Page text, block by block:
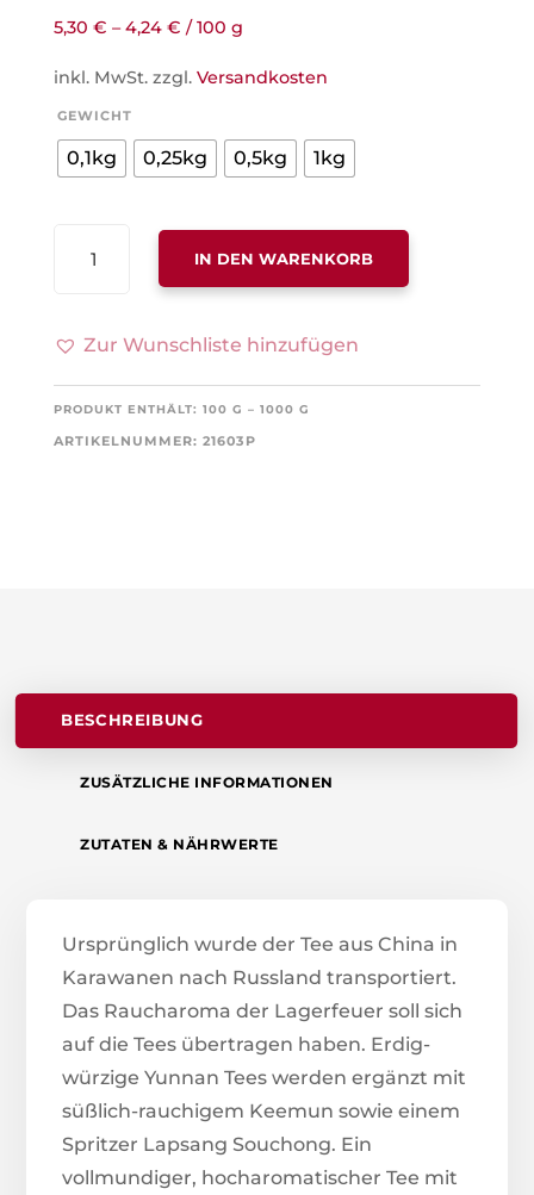
5,30 € –4,24 € / 100 g
inkl. MwSt. zzgl. Versandkosten
GEWICHT
0,1kg 0,25kg 0,5kg 1kg
MISCHUNG
IN DEN WARENKORB
Zur Wunschliste hinzufügen
PRODUKT ENTHÄLT: 100 G – 1000 G
ARTIKELNUMMER: 21603P
BESCHREIBUNG
ZUSÄTZLICHE INFORMATIONEN
ZUTATEN & NÄHRWERTE
Ursprünglich wurde der Tee aus China in
Karawanen nach Russland transportiert.
Das Raucharoma der Lagerfeuer soll sich
auf die Tees übertragen haben. Erdig-
würzige Yunnan Tees werden ergänzt mit
süßlich-rauchigem Keemun sowie einem
Spritzer Lapsang Souchong. Ein
vollmundiger, hocharomatischer Tee mit